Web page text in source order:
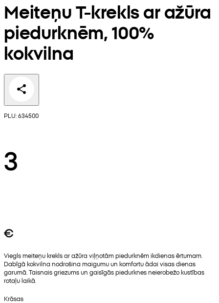
Meiteņu T-krekls ar ažūra
piedurknēm, 100%
kokvilna
PLU: 634500
3
€
Viegls meiteņu krekls ar ažūra viļņotām piedurknēm ikdienas ērtumam.
Dabīgā kokvilna nodrošina maigumu un komfortu ādai visas dienas
garumā. Taisnais griezums un gaisīgās piedurknes neierobežo kustības
rotaļu laikā.
Krāsas